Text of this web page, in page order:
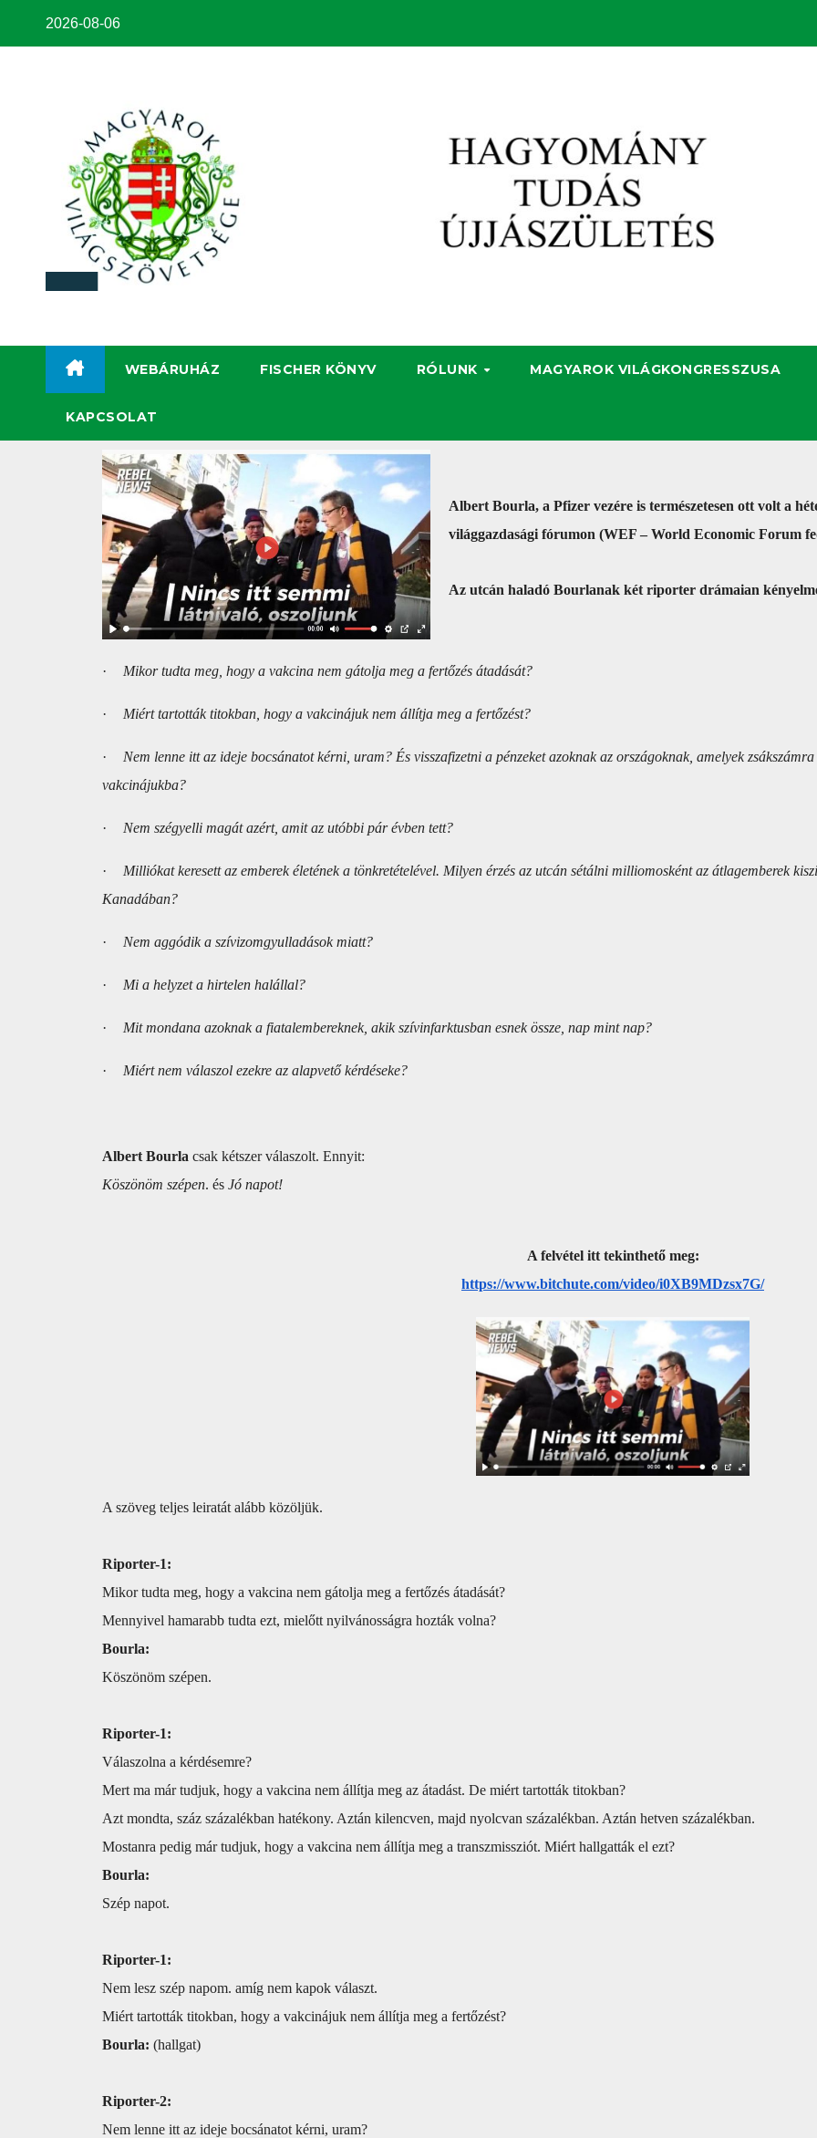
2026-08-06
WEBÁRUHÁZ FISCHER KÖNYV RÓLUNK MAGYAROK VILÁGKONGRESSZUSA
KAPCSOLAT
Albert Bourla, a Pfizer vezére is természetesen ott volt a
világgazdasági fórumon (WEF – World Economic Forum
Az utcán haladó Bourlanak két riporter drámaian
· Mikor tudta meg, hogy a vakcina nem gátolja meg a fertőzés átadását?
· Miért tartották titokban, hogy a vakcinájuk nem állítja meg a fertőzést?
·
Nem lenne itt az ideje bocsánatot kérni, uram? És visszafizetni a pénzeket azoknak az országoknak, amelyek
vakcinájukba?
· Nem szégyelli magát azért, amit az utóbbi pár évben tett?
·
Milliókat keresett az emberek életének a tönkretételével. Milyen érzés az utcán sétálni milliomosként az átlagemberek
Kanadában?
· Nem aggódik a szívizomgyulladások miatt?
· Mi a helyzet a hirtelen halállal?
· Mit mondana azoknak a fiatalembereknek, akik szívinfarktusban esnek össze, nap mint nap?
· Miért nem válaszol ezekre az alapvető kérdéseke?
Albert Bourla csak kétszer válaszolt. Ennyit:
Köszönöm szépen. és Jó napot!
A felvétel itt tekinthető meg:
https://www.bitchute.com/video/i0XB9MDzsx7G/
A szöveg teljes leiratát alább közöljük.
Riporter-1:
Mikor tudta meg, hogy a vakcina nem gátolja meg a fertőzés átadását?
Mennyivel hamarabb tudta ezt, mielőtt nyilvánosságra hozták volna?
Bourla:
Köszönöm szépen.
Riporter-1:
Válaszolna a kérdésemre?
Mert ma már tudjuk, hogy a vakcina nem állítja meg az átadást. De miért tartották titokban?
Azt mondta, száz százalékban hatékony. Aztán kilencven, majd nyolcvan százalékban. Aztán hetven százalékban.
Mostanra pedig már tudjuk, hogy a vakcina nem állítja meg a transzmissziót. Miért hallgatták el ezt?
Bourla:
Szép napot.
Riporter-1:
Nem lesz szép napom. amíg nem kapok választ.
Miért tartották titokban, hogy a vakcinájuk nem állítja meg a fertőzést?
Bourla: (hallgat)
Riporter-2:
Nem lenne itt az ideje bocsánatot kérni, uram?